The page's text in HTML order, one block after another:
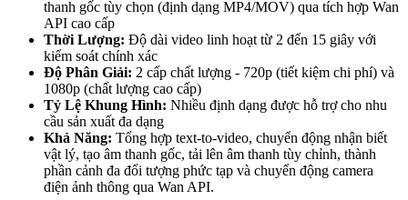
thanh gốc tùy chọn (định dạng MP4/MOV) qua tích hợp Wan
API cao cấp
Thời Lượng: Độ dài video linh hoạt từ 2 đến 15 giây với
kiểm soát chính xác
Độ Phân Giải: 2 cấp chất lượng - 720p (tiết kiệm chi phí) và
1080p (chất lượng cao cấp)
Tỷ Lệ Khung Hình: Nhiều định dạng được hỗ trợ cho nhu
cầu sản xuất đa dạng
Khả Năng: Tổng hợp text-to-video, chuyển động nhận biết
vật lý, tạo âm thanh gốc, tải lên âm thanh tùy chỉnh, thành
phần cảnh đa đối tượng phức tạp và chuyển động camera
điện ảnh thông qua Wan API.